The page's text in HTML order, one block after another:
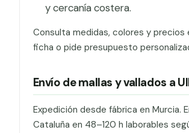
y cercanía costera.
Consulta medidas, colores y precios
ficha o pide presupuesto
Envío de mallas y vallados a
Expedición desde fábrica en Murcia.
Cataluña en 48–120 h laborables